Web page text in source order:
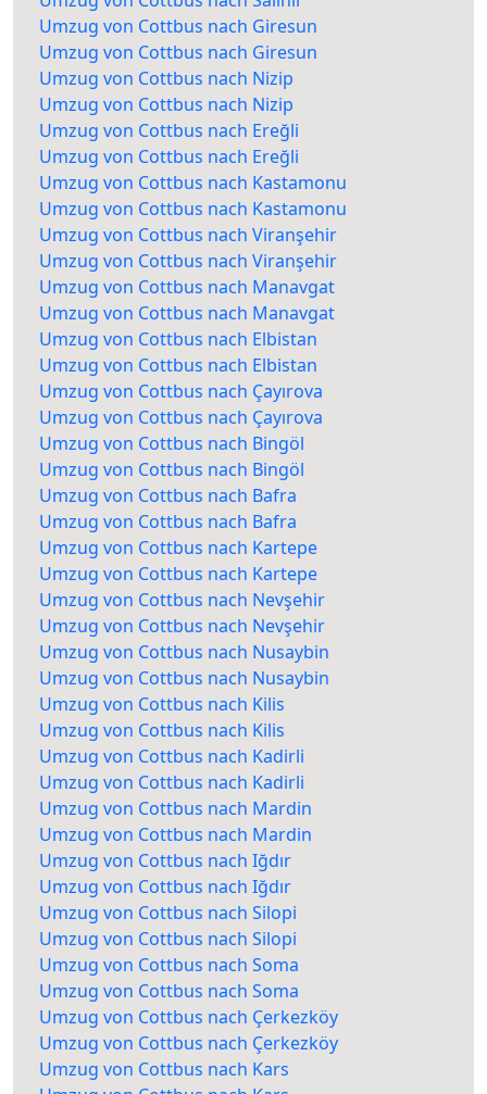
Umzug von Cottbus nach Giresun
Umzug von Cottbus nach Giresun
Umzug von Cottbus nach Nizip
Umzug von Cottbus nach Nizip
Umzug von Cottbus nach Ereğli
Umzug von Cottbus nach Ereğli
Umzug von Cottbus nach Kastamonu
Umzug von Cottbus nach Kastamonu
Umzug von Cottbus nach Viranşehir
Umzug von Cottbus nach Viranşehir
Umzug von Cottbus nach Manavgat
Umzug von Cottbus nach Manavgat
Umzug von Cottbus nach Elbistan
Umzug von Cottbus nach Elbistan
Umzug von Cottbus nach Çayırova
Umzug von Cottbus nach Çayırova
Umzug von Cottbus nach Bingöl
Umzug von Cottbus nach Bingöl
Umzug von Cottbus nach Bafra
Umzug von Cottbus nach Bafra
Umzug von Cottbus nach Kartepe
Umzug von Cottbus nach Kartepe
Umzug von Cottbus nach Nevşehir
Umzug von Cottbus nach Nevşehir
Umzug von Cottbus nach Nusaybin
Umzug von Cottbus nach Nusaybin
Umzug von Cottbus nach Kilis
Umzug von Cottbus nach Kilis
Umzug von Cottbus nach Kadirli
Umzug von Cottbus nach Kadirli
Umzug von Cottbus nach Mardin
Umzug von Cottbus nach Mardin
Umzug von Cottbus nach Iğdır
Umzug von Cottbus nach Iğdır
Umzug von Cottbus nach Silopi
Umzug von Cottbus nach Silopi
Umzug von Cottbus nach Soma
Umzug von Cottbus nach Soma
Umzug von Cottbus nach Çerkezköy
Umzug von Cottbus nach Çerkezköy
Umzug von Cottbus nach Kars